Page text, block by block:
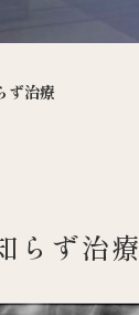
ず治療
らず治療